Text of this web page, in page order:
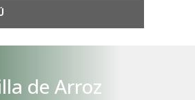
de Arroz